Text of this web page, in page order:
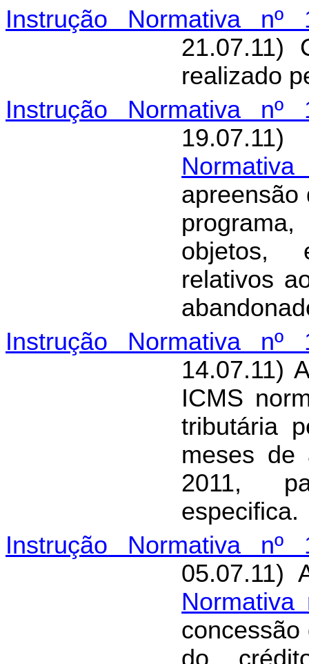
Instrução Normativa nº
21.07.11)
realizado
Instrução Normativa nº
19.07.11)
apreensão
objetos,
relativos
Instrução Normativa nº
14.07.11)
ICMS
tributária
meses de
2011,
especifica.
Instrução Normativa nº
05.07.11)
Normativa
do